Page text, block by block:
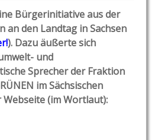
Bürgerinitiative aus der
an den Landtag in Sachsen
). Dazu äußerte sich
und
Sprecher der Fraktion
im Sächsischen
(im Wortlaut):